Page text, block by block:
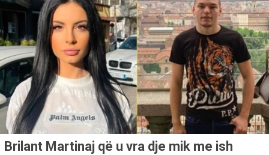
Brilant Martinaj që u vra dje mik me ish